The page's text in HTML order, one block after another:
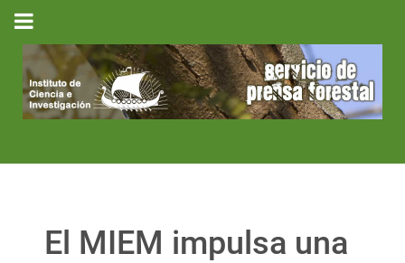
El MIEM impulsa una